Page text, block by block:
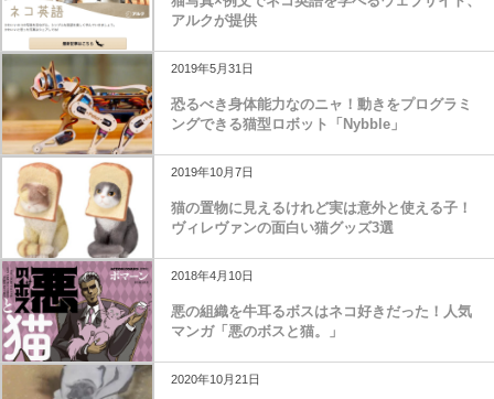
アルクが提供
2019年5月31日
恐るべき身体能力なのニャ！動きをプログラミ
ングできる猫型ロボット「Nybble」
2019年10月7日
猫の置物に見えるけれど実は意外と使える子！
ヴィレヴァンの面白い猫グッズ3選
2018年4月10日
悪の組織を牛耳るボスはネコ好きだった！人気
マンガ「悪のボスと猫。」
2020年10月21日